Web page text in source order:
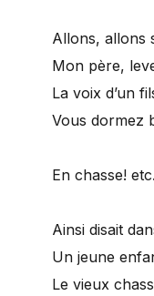
Allons, allons
Mon père,
La voix d’un
Vous dormez
En chasse! etc.
Ainsi disait
Un jeune
Le vieux